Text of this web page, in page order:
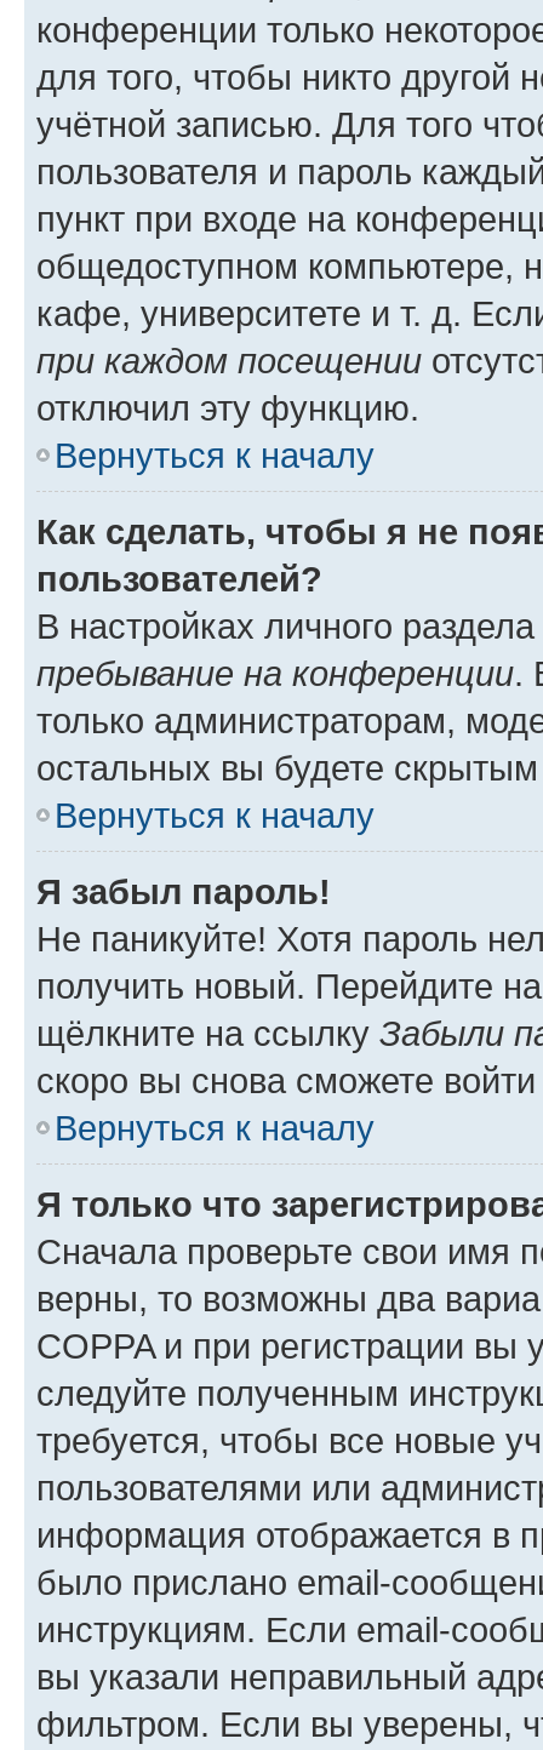
конференции только
для того, чтобы никто другой
учётной записью. Для того
пользователя и пароль
пункт при входе на
общедоступном компьютере,
кафе, университете и т. д.
при каждом посещении
отключил эту функцию.
Вернуться к началу
Как сделать, чтобы я не
пользователей?
В настройках личного
пребывание на конференции.
только администраторам,
остальных вы будете
Вернуться к началу
Я забыл пароль!
Не паникуйте! Хотя пароль
получить новый. Перейдите
щёлкните на ссылку Забыли
скоро вы снова сможете
Вернуться к началу
Я только что
Сначала проверьте свои имя
верны, то возможны два
COPPA и при регистрации вы
следуйте полученным
требуется, чтобы все новые
пользователями или
информация отображается в
было прислано email-
инструкциям. Если email-
вы указали неправильный
фильтром. Если вы уверены,